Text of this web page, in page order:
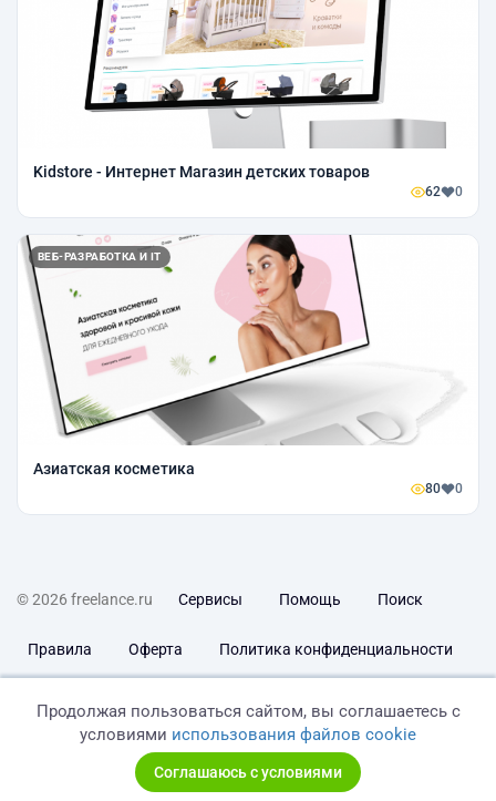
Kidstore - Интернет Магазин детских товаров
62 0
ВЕБ-РАЗРАБОТКА И IT
Азиатская косметика
80 0
© 2026 freelance.ru Сервисы Помощь Поиск
Правила Оферта Политика конфиденциальности
Продолжая пользоваться сайтом, вы соглашаетесь с
условиями использования файлов cookie
Соглашаюсь с условиями